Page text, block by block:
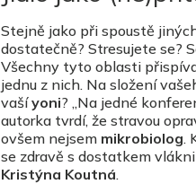
Stejně jako při spoustě
dostatečně? Stresujete se?
Všechny tyto oblasti
jednu z nich. Na složení
vašíyoni? „Na jedné
autorka tvrdí, že stravou
ovšem nejsem mikrobiolog.
se zdravě s dostatkem
Kristýna Koutná.